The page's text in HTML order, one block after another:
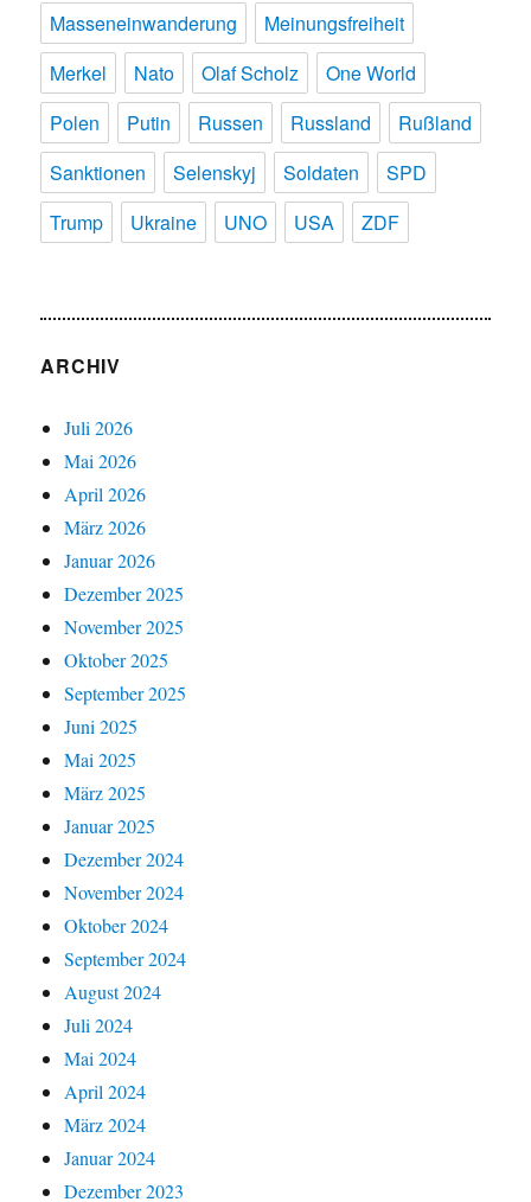
Masseneinwanderung
Meinungsfreiheit
Merkel
Nato Olaf Scholz
One World
Polen
Putin Russen Russland
Rußland
Sanktionen
Selenskyj Soldaten
SPD
Trump
Ukraine UNO USA ZDF
ARCHIV
Juli 2026
Mai 2026
April 2026
März 2026
Januar 2026
Dezember 2025
November 2025
Oktober 2025
September 2025
Juni 2025
Mai 2025
März 2025
Januar 2025
Dezember 2024
November 2024
Oktober 2024
September 2024
August 2024
Juli 2024
Mai 2024
April 2024
März 2024
Januar 2024
Dezember 2023